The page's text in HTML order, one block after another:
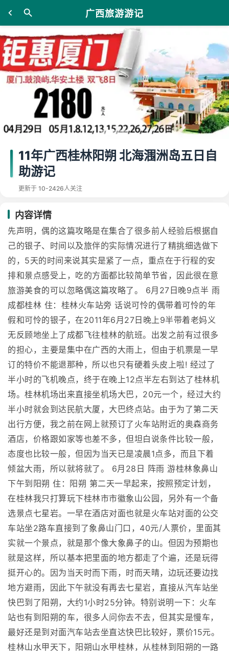
广西旅游游记
11年广西桂林阳朔 北海涠洲岛五日自
助游记
更新于 10-2426人关注
内容详情
先声明，偶的这篇攻略是在集合了很多前人经验后根据自
己的银子、时间以及旅伴的实际情况进行了精挑细选做下
的，5天的时间来说其实是紧了一点，重点在于行程的安
排和景点感受上，吃的方面都比较简单节省，因此很在意
旅游美食的可以忽略偶这篇攻略了。 6月27日晚9点半 雨
成都桂林 住：桂林火车站旁 话说可怜的偶带着可怜的年
假和可怜的银子，在2011年6月27日晚上9半带着老妈义
无反顾地坐上了成都飞往桂林的航班。出发之前有过很多
的担心，主要是集中在广西的大雨上，但由于机票是一早
订的特价不能退那种，所以也只有硬着头皮上啦! 经过了
半小时的飞机晚点，终于在晚上12点半左右到达了桂林机
场。桂林机场出来直接坐机场大巴，20元一个，经过大约
半小时就会到达民航大厦，大巴终点站。由于为了第二天
出行方便，我之前在网上就预订了火车站附近的奥森商务
酒店，价格跟如家等也差不多，但坦白说条件比较一般，
态度也比较一般，但因为当天已是凌晨1点多，而且下着
倾盆大雨，所以就将就了。 6月28日 阵雨 游桂林象鼻山
下午到阳朔 住：阳朔 第二天一早起来，按照预定计划，
在桂林我只打算玩下桂林市市徽象山公园，另外有一个备
选景点七星岩。一早在酒店对面也就是火车站对面的公交
车站坐2路车直接到了象鼻山门口，40元/人票价，里面其
实就一个景点，就是那个像大象鼻子的山。但因为预期也
就是这样，所以基本把里面的地方都走了个遍，还是玩得
挺开心的。因为当天时而下雨，时而天晴，边玩还要边找
地方避雨，因此下午就没有再去七星岩，直接从汽车站坐
快巴到了阳朔，大约1小时25分钟。特别说明一下：火车
站也有到阳朔的车，很多人问你去不去，但其实是慢车，
最好还是到对面汽车站去坐直达快巴比较好，票价15元。
桂林山水甲天下，阳朔山水甲桂林，从桂林到阳朔的一路